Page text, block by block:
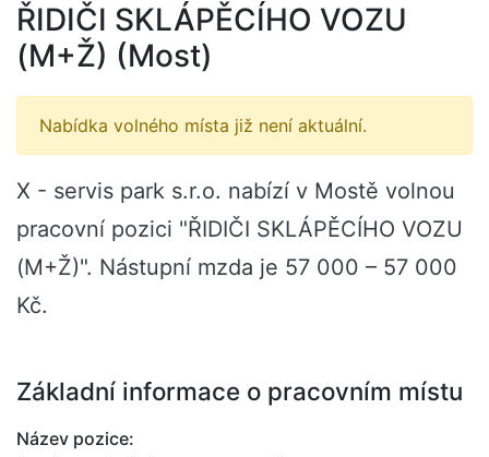
ŘIDIČI SKLÁPĚCÍHO VOZU
(M+Ž) (Most)
Nabídka volného místa již není aktuální.
X - servis park s.r.o. nabízí v Mostě volnou
pracovní pozici "ŘIDIČI SKLÁPĚCÍHO VOZU
(M+Ž)". Nástupní mzda je 57 000 – 57 000
Kč.
Základní informace o pracovním místu
Název pozice: